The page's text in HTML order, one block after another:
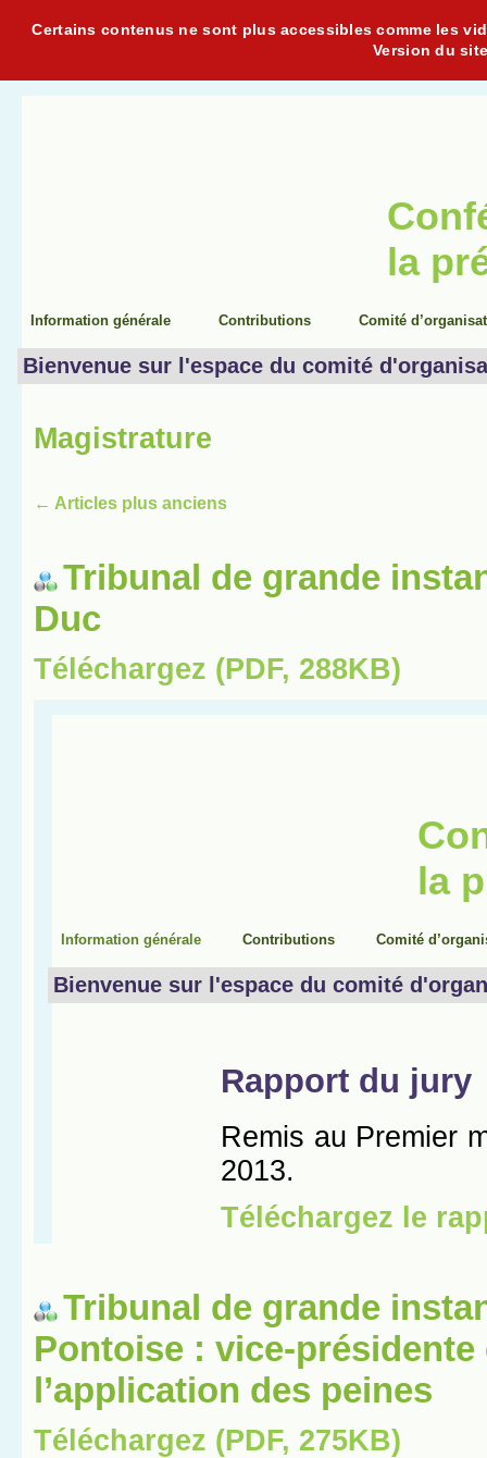
Certains contenus ne sont plus accessibles comme les
Version du
la
Information générale Contributions Comité
Bienvenue sur l'espace du comité
Magistrature
← Articles plus anciens
Tribunal de grande
Duc
Téléchargez (PDF, 288KB)
Tribunal de grande
Pontoise : vice-présidente
l’application des peines
Téléchargez (PDF, 275KB)